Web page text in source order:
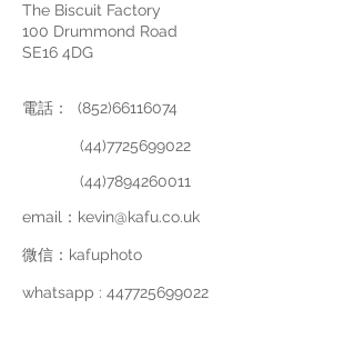
The Biscuit Factory
100 Drummond Road
SE16 4DG
電話： (852)66116074
(44)7725699022
(44)7894260011
email： kevin@kafu.co.uk
微信：kafuphoto
whatsapp : 447725699022